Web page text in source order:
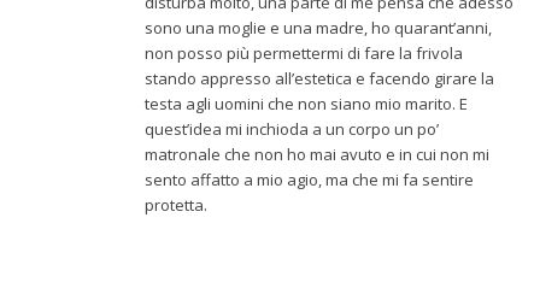
sono una moglie e una madre, ho quarant’anni,
non posso più permettermi di fare la frivola
stando appresso all’estetica e facendo girare la
testa agli uomini che non siano mio marito. E
quest’idea mi inchioda a un corpo un po’
matronale che non ho mai avuto e in cui non mi
sento affatto a mio agio, ma che mi fa sentire
protetta.